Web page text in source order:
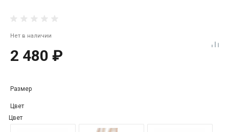
Нет в наличии
2 480 ₽
Размер
Цвет
Цвет